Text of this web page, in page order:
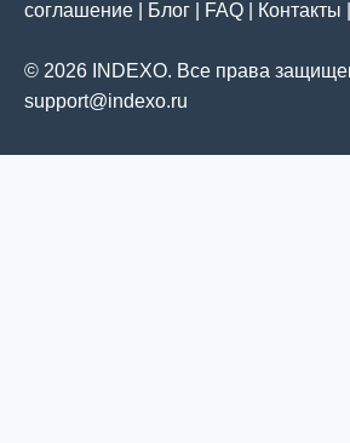
соглашение
Блог FAQ Контакты
© 2026 INDEXO. Все права
support@indexo.ru